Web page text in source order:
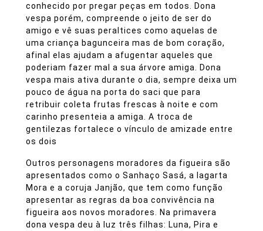
conhecido por pregar peças em todos. Dona
vespa porém, compreende o jeito de ser do
amigo e vê suas peraltices como aquelas de
uma criança bagunceira mas de bom coração,
afinal elas ajudam a afugentar aqueles que
poderiam fazer mal a sua árvore amiga. Dona
vespa mais ativa durante o dia, sempre deixa um
pouco de água na porta do saci que para
retribuir coleta frutas frescas à noite e com
carinho presenteia a amiga. A troca de
gentilezas fortalece o vínculo de amizade entre
os dois
Outros personagens moradores da figueira são
apresentados como o Sanhaço Sasá, a lagarta
Mora e a coruja Janjão, que tem como função
apresentar as regras da boa convivência na
figueira aos novos moradores. Na primavera
dona vespa deu à luz três filhas: Luna, Pira e